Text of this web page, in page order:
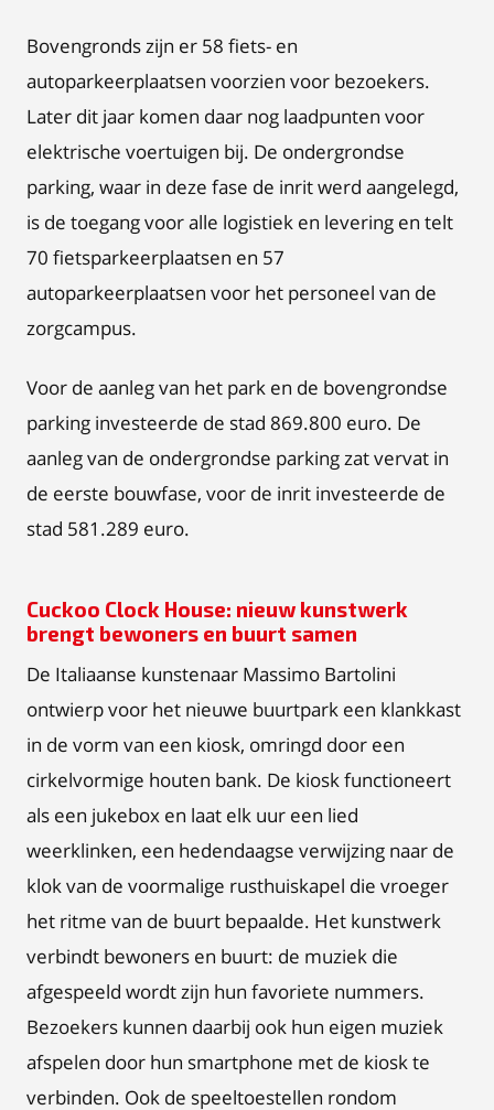
Bovengronds zijn er 58 fiets- en
autoparkeerplaatsen voorzien voor bezoekers.
Later dit jaar komen daar nog laadpunten voor
elektrische voertuigen bij. De ondergrondse
parking, waar in deze fase de inrit werd aangelegd,
is de toegang voor alle logistiek en levering en telt
70 fietsparkeerplaatsen en 57
autoparkeerplaatsen voor het personeel van de
zorgcampus.
Voor de aanleg van het park en de bovengrondse
parking investeerde de stad 869.800 euro. De
aanleg van de ondergrondse parking zat vervat in
de eerste bouwfase, voor de inrit investeerde de
stad 581.289 euro.
Cuckoo Clock House: nieuw kunstwerk
brengt bewoners en buurt samen
De Italiaanse kunstenaar Massimo Bartolini
ontwierp voor het nieuwe buurtpark een klankkast
in de vorm van een kiosk, omringd door een
cirkelvormige houten bank. De kiosk functioneert
als een jukebox en laat elk uur een lied
weerklinken, een hedendaagse verwijzing naar de
klok van de voormalige rusthuiskapel die vroeger
het ritme van de buurt bepaalde. Het kunstwerk
verbindt bewoners en buurt: de muziek die
afgespeeld wordt zijn hun favoriete nummers.
Bezoekers kunnen daarbij ook hun eigen muziek
afspelen door hun smartphone met de kiosk te
verbinden. Ook de speeltoestellen rondom